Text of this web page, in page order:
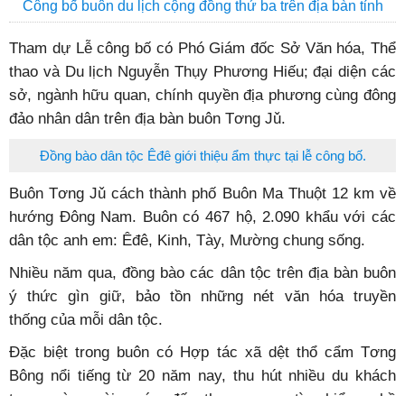
Công bố buôn du lịch cộng đồng thứ ba trên địa bàn tỉnh
Tham dự Lễ công bố có Phó Giám đốc Sở Văn hóa, Thể
thao và Du lịch Nguyễn Thụy Phương Hiếu; đại diện các
sở, ngành hữu quan, chính quyền địa phương cùng đông
đảo nhân dân trên địa bàn buôn Tơng Jǔ.
Đồng bào dân tộc Êđê giới thiệu ẩm thực tại lễ công bố.
Buôn Tơng Jǔ cách thành phố Buôn Ma Thuột 12 km về
hướng Đông Nam. Buôn có 467 hộ, 2.090 khẩu với các
dân tộc anh em: Êđê, Kinh, Tày, Mường chung sống.
Nhiều năm qua, đồng bào các dân tộc trên địa bàn buôn
ý thức gìn giữ, bảo tồn những nét văn hóa truyền
thống của mỗi dân tộc.
Đặc biệt trong buôn có Hợp tác xã dệt thổ cẩm Tơng
Bông nổi tiếng từ 20 năm nay, thu hút nhiều du khách